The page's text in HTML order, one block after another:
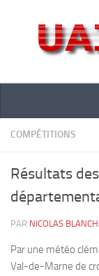
COMPÉTITIONS
Résultats
PAR NICOLAS
Par une météo
Val-de-Marne de